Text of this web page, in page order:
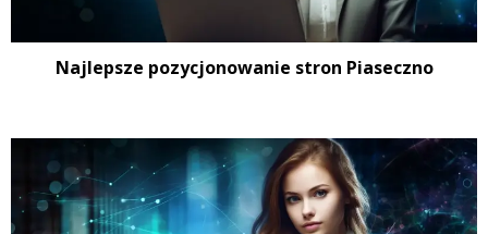
Najlepsze pozycjonowanie stron Piaseczno